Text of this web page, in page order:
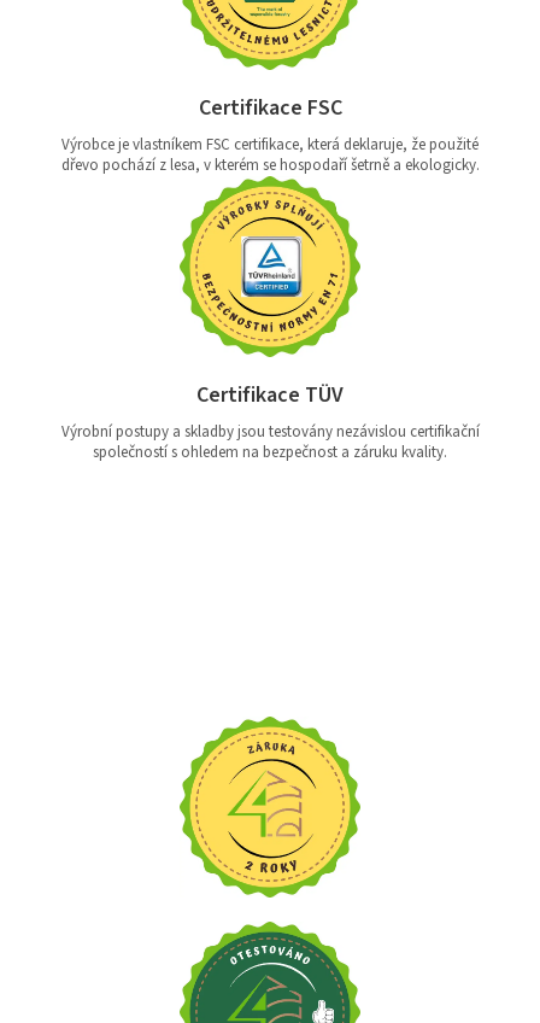
Certifikace FSC
Výrobce je vlastníkem FSC certifikace, která deklaruje, že použité
dřevo pochází z lesa, v kterém se hospodaří šetrně a ekologicky.
Certifikace TÜV
Výrobní postupy a skladby jsou testovány nezávislou certifikační
společností s ohledem na bezpečnost a záruku kvality.